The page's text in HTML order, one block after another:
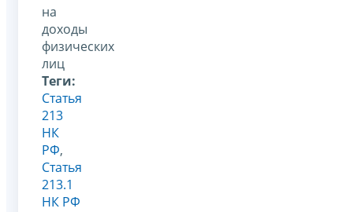
на
доходы
физических
лиц
Теги:
Статья
213
НК
РФ,
Статья
213.1
НК РФ